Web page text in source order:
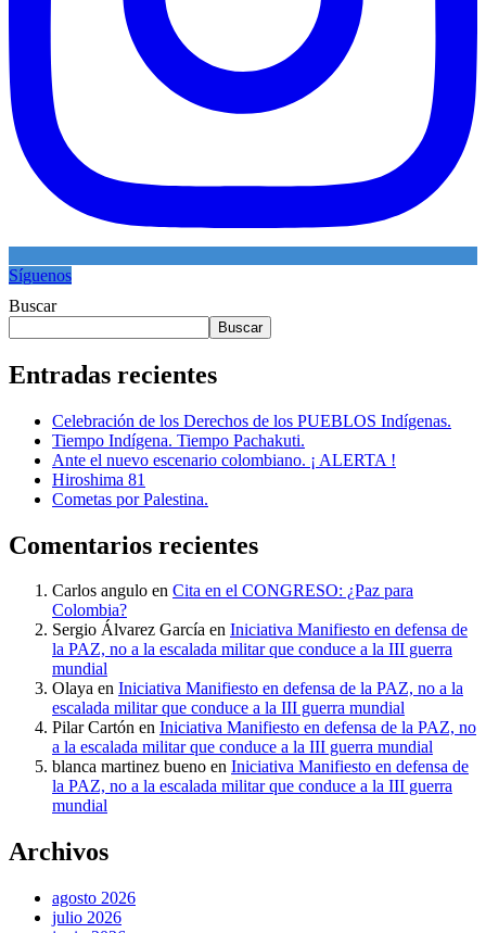
Síguenos
Buscar
Buscar
Entradas recientes
Celebración de los Derechos de los PUEBLOS Indígenas.
Tiempo Indígena. Tiempo Pachakuti.
Ante el nuevo escenario colombiano. ¡ ALERTA !
Hiroshima 81
Cometas por Palestina.
Comentarios recientes
Carlos angulo en Cita en el CONGRESO: ¿Paz para
Colombia?
Sergio Álvarez García en Iniciativa Manifiesto en defensa de
la PAZ, no a la escalada militar que conduce a la III guerra
mundial
Olaya en Iniciativa Manifiesto en defensa de la PAZ, no a la
escalada militar que conduce a la III guerra mundial
Pilar Cartón en Iniciativa Manifiesto en defensa de la PAZ, no
a la escalada militar que conduce a la III guerra mundial
blanca martinez bueno en Iniciativa Manifiesto en defensa de
la PAZ, no a la escalada militar que conduce a la III guerra
mundial
Archivos
agosto 2026
julio 2026